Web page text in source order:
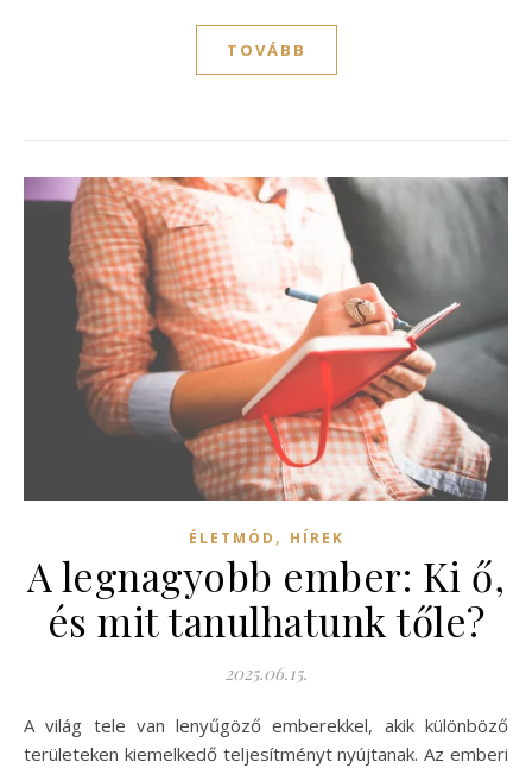
TOVÁBB
ÉLETMÓD , HÍREK
A legnagyobb ember: Ki ő,
és mit tanulhatunk tőle?
2025.06.15.
A világ tele van lenyűgöző emberekkel, akik különböző
területeken kiemelkedő teljesítményt nyújtanak. Az emberi